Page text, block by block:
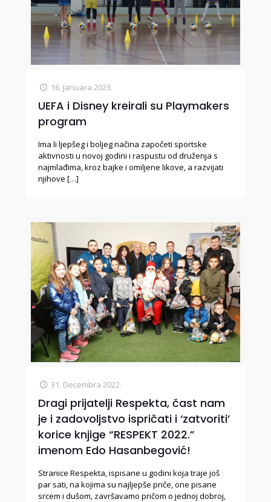
16. Januara 2023.
UEFA i Disney kreirali su Playmakers
program
Ima li ljepšeg i boljeg načina započeti sportske
aktivnosti u novoj godini i raspustu od druženja s
najmlađima, kroz bajke i omiljene likove, a razvijati
njihove […]
31. Decembra 2022.
Dragi prijatelji Respekta, čast nam
je i zadovoljstvo ispričati i ‘zatvoriti’
korice knjige “RESPEKT 2022.”
imenom Edo Hasanbegović!
Stranice Respekta, ispisane u godini koja traje još
par sati, na kojima su najljepše priče, one pisane
srcem i dušom, završavamo pričom o jednoj dobroj,